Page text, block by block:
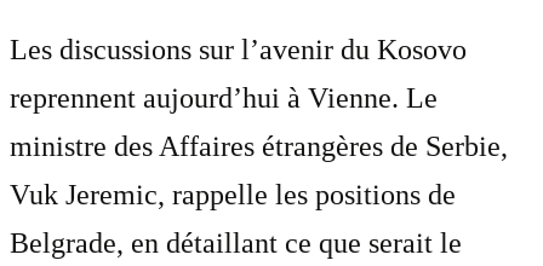
Les discussions sur l’avenir du Kosovo
reprennent aujourd’hui à Vienne. Le
ministre des Affaires étrangères de Serbie,
Vuk Jeremic, rappelle les positions de
Belgrade, en détaillant ce que serait le